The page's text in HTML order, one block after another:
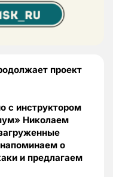
проект
с инструктором
Николаем
о
и предлагаем